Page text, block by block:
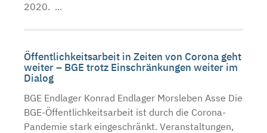
2020. ...
Öffentlichkeitsarbeit in Zeiten von Corona geht
weiter – BGE trotz Einschränkungen weiter im
Dialog
BGE Endlager Konrad Endlager Morsleben Asse Die
BGE-Öffentlichkeitsarbeit ist durch die Corona-
Pandemie stark eingeschränkt. Veranstaltungen,